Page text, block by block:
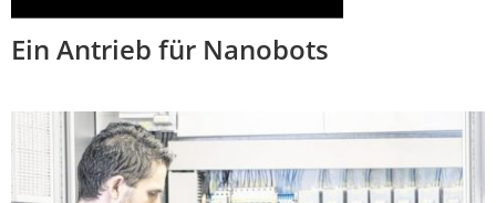
Ein Antrieb für Nanobots